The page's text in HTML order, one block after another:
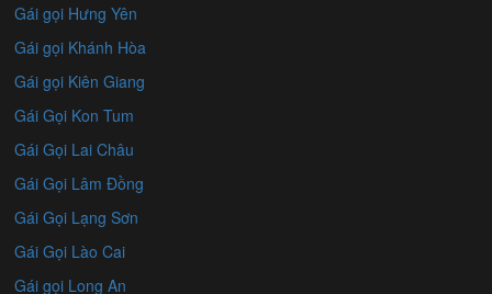
Gái gọi Hưng Yên
Gái gọi Khánh Hòa
Gái gọi Kiên Giang
Gái Gọi Kon Tum
Gái Gọi Lai Châu
Gái Gọi Lâm Đồng
Gái Gọi Lạng Sơn
Gái Gọi Lào Cai
Gái gọi Long An